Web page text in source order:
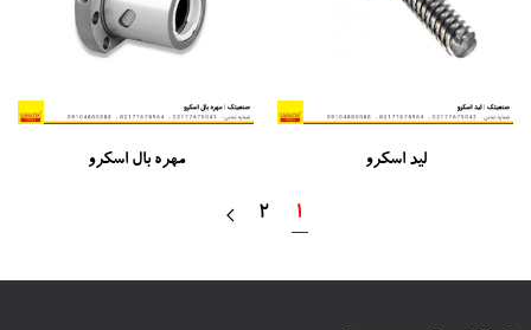
لید اسکرو مهره بال اسکرو
1
2